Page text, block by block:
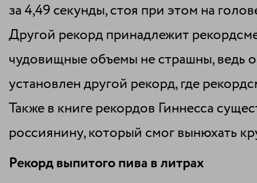
за 4,49 секунды, стоя при этом на
Другой рекорд принадлежит
чудовищные объемы не страшны, ведь
установлен другой рекорд, где
Также в книге рекордов Гиннесса
россиянину, который смог вынюхать
Рекорд выпитого пива в литрах